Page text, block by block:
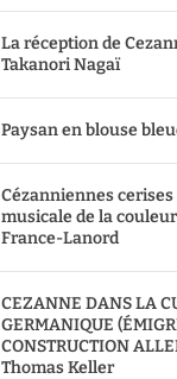
La réception de
Takanori Nagaï
Paysan en blouse
Cézanniennes cerises
musicale de la
France-Lanord
CEZANNE DANS LA
GERMANIQUE
CONSTRUCTION
Thomas Keller